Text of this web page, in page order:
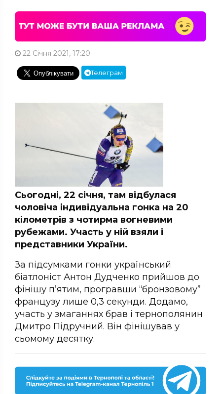
22 Січня 2021, 17:20
Телеграм
Сьогодні, 22 січня, там відбулася
чоловіча індивідуальна гонка на 20
кілометрів з чотирма вогневими
рубежами. Участь у ній взяли і
представники України.
За підсумками гонки український
біатлоніст Антон Дудченко прийшов до
фінішу п’ятим, програвши “бронзовому”
французу лише 0,3 секунди. Додамо,
участь у змаганнях брав і тернополянин
Дмитро Підручний. Він фінішував у
сьомому десятку.